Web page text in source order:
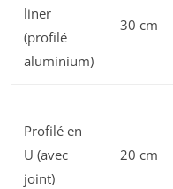
liner
(profilé
aluminium)
30 cm
Profilé en
U (avec
joint)
20 cm